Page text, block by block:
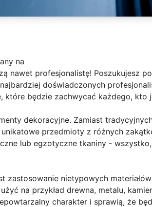
na
nawet profesjonalistę! Poszukujesz
doświadczonych
które będzie zachwycać każdego, kto
dekoracyjne. Zamiast
przedmioty z różnych
lub egzotyczne tkaniny -
zastosowanie nietypowych
na przykład drewna, metalu,
charakter i sprawią, że